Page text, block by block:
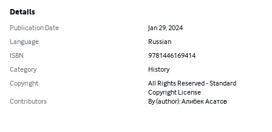
Details
Publication Date
Jan 29, 2024
Language
Russian
ISBN
9781446169414
Category
History
Copyright
All Rights Reserved - Standard
Copyright License
Contributors By (author): Алибек Асатов